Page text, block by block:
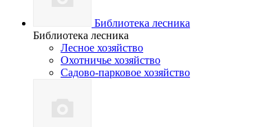
Библиотека лесника
Библиотека лесника
Лесное хозяйство
Охотничье хозяйство
Садово-парковое хозяйство